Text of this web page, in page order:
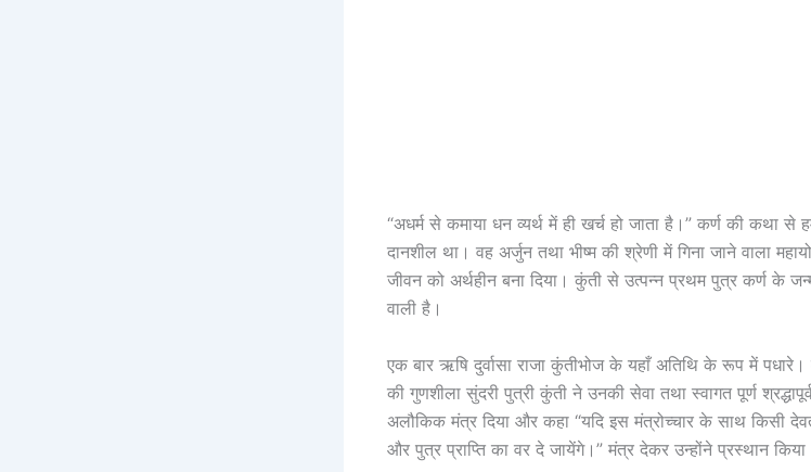
“अधर्म से कमाया धन व्यर्थ में ही खर्च हो जाता है।” कर्ण की
दानशील था। वह अर्जुन तथा भीष्म की श्रेणी में गिना जाने वाला
जीवन को अर्थहीन बना दिया। कुंती से उत्पन्न प्रथम पुत्र कर्ण के
वाली है।
एक बार ऋषि दुर्वासा राजा कुंतीभोज के यहाँ अतिथि के रूप में
की गुणशीला सुंदरी पुत्री कुंती ने उनकी सेवा तथा स्वागत पूर्ण
अलौकिक मंत्र दिया और कहा “यदि इस मंत्रोच्चार के साथ किसी
और पुत्र प्राप्ति का वर दे जायेंगे।” मंत्र देकर उन्होंने प्रस्थान